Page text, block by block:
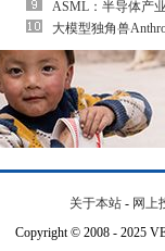
ASML：半导体产
大模型独角兽
关于本站 - 网上
Copyright © 2008 - 2025